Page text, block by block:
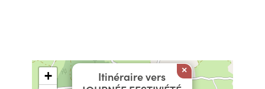
Itinéraire vers
×
+